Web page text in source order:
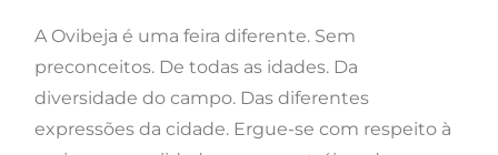
A Ovibeja é uma feira diferente. Sem
preconceitos. De todas as idades. Da
diversidade do campo. Das diferentes
expressões da cidade. Ergue-se com respeito à